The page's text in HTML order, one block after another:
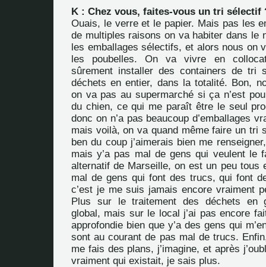
K : Chez vous, faites-vous un tri sélectif
Ouais, le verre et le papier. Mais pas les
de multiples raisons on va habiter dans le
les emballages sélectifs, et alors nous on
les poubelles. On va vivre en
sûrement installer des containers de tri
déchets en entier, dans la totalité. Bon,
on va pas au supermarché si ça n’est
du chien, ce qui me paraît être le seul
donc on n’a pas beaucoup d’emballages
mais voilà, on va quand même faire un tri
ben du coup j’aimerais bien me
mais y’a pas mal de gens qui veulent le
alternatif de Marseille, on est un peu tous
mal de gens qui font des trucs, qui font
c’est je me suis jamais encore vraiment
Plus sur le traitement des déchets en
global, mais sur le local j’ai pas encore
approfondie bien que y’a des gens qui
sont au courant de pas mal de trucs.
me fais des plans, j’imagine, et après
vraiment qui existait, je sais plus.